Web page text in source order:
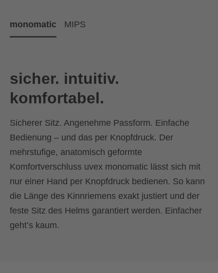
monomatic MIPS
sicher. intuitiv.
komfortabel.
Sicherer Sitz. Angenehme Passform. Einfache
Bedienung – und das per Knopfdruck. Der
mehrstufige, anatomisch geformte
Komfortverschluss uvex monomatic lässt sich mit
nur einer Hand per Knopfdruck bedienen. So kann
die Länge des Kinnriemens exakt justiert und der
feste Sitz des Helms garantiert werden. Einfacher
geht’s kaum.